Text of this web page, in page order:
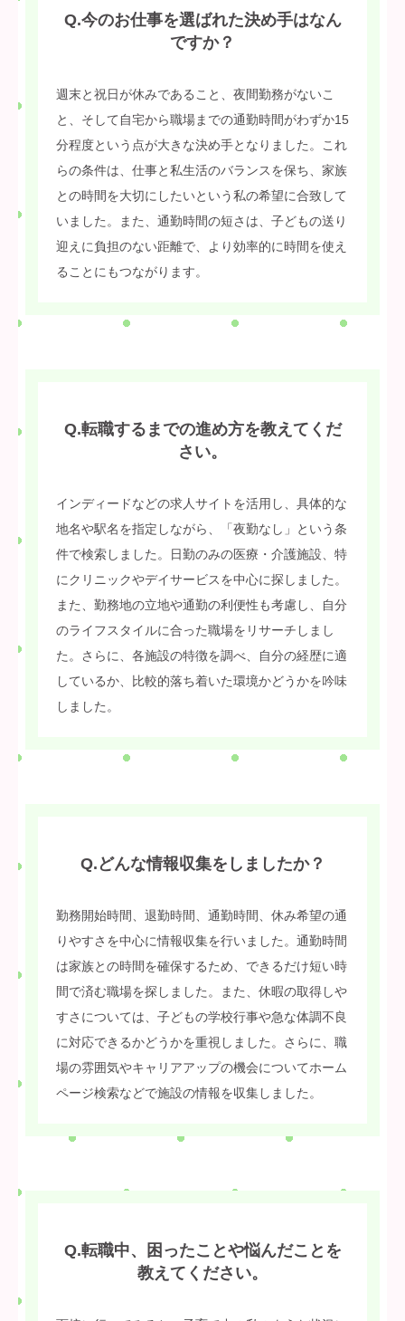
Q.今のお仕事を選ばれた決め手はなん
ですか？
週末と祝日が休みであること、夜間勤務がないこ
と、そして自宅から職場までの通勤時間がわずか15
分程度という点が大きな決め手となりました。これ
らの条件は、仕事と私生活のバランスを保ち、家族
との時間を大切にしたいという私の希望に合致して
いました。また、通勤時間の短さは、子どもの送り
迎えに負担のない距離で、より効率的に時間を使え
ることにもつながります。
Q.転職するまでの進め方を教えてくだ
さい。
インディードなどの求人サイトを活用し、具体的な
地名や駅名を指定しながら、「夜勤なし」という条
件で検索しました。日勤のみの医療・介護施設、特
にクリニックやデイサービスを中心に探しました。
また、勤務地の立地や通勤の利便性も考慮し、自分
のライフスタイルに合った職場をリサーチしまし
た。さらに、各施設の特徴を調べ、自分の経歴に適
しているか、比較的落ち着いた環境かどうかを吟味
しました。
Q.どんな情報収集をしましたか？
勤務開始時間、退勤時間、通勤時間、休み希望の通
りやすさを中心に情報収集を行いました。通勤時間
は家族との時間を確保するため、できるだけ短い時
間で済む職場を探しました。また、休暇の取得しや
すさについては、子どもの学校行事や急な体調不良
に対応できるかどうかを重視しました。さらに、職
場の雰囲気やキャリアアップの機会についてホーム
ページ検索などで施設の情報を収集しました。
Q.転職中、困ったことや悩んだことを
教えてください。